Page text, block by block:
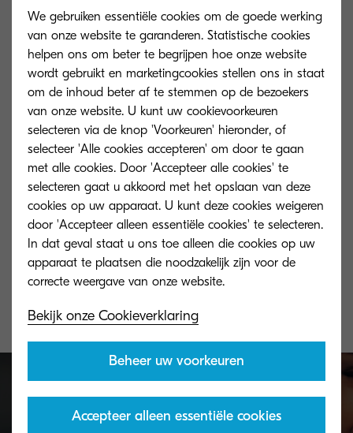
TK-8305M
Magenta toner yield 15,000 pages in
accordance with 5 % coverage.
TK-8305Y
Yellow toner
We gebruiken essentiële cookies om de goede werking
van onze website te garanderen. Statistische cookies
helpen ons om beter te begrijpen hoe onze website
wordt gebruikt en marketingcookies stellen ons in staat
om de inhoud beter af te stemmen op de bezoekers
van onze website. U kunt uw cookievoorkeuren
selecteren via de knop 'Voorkeuren' hieronder, of
selecteer 'Alle cookies accepteren' om door te gaan
met alle cookies. Door 'Accepteer alle cookies' te
selecteren gaat u akkoord met het opslaan van deze
cookies op uw apparaat. U kunt deze cookies weigeren
door 'Accepteer alleen essentiële cookies' te selecteren.
In dat geval staat u ons toe alleen die cookies op uw
apparaat te plaatsen die noodzakelijk zijn voor de
Bekijk onze Cookieverklaring
Beheer uw voorkeuren
Accepteer alleen essentiële cookies